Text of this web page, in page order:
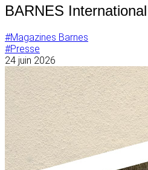
BARNES
#Magazines Barnes
#Presse
24 juin 2026